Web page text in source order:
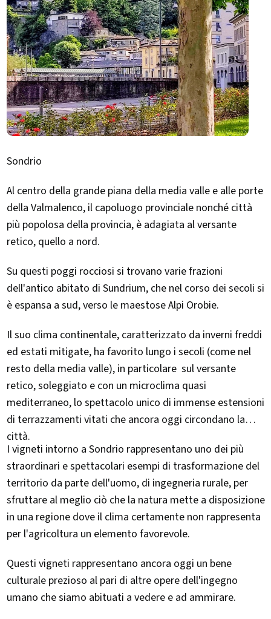
Sondrio
Al centro della grande piana della media valle e alle porte
della Valmalenco, il capoluogo provinciale nonché città
più popolosa della provincia, è adagiata al versante
retico, quello a nord.
Su questi poggi rocciosi si trovano varie frazioni
dell'antico abitato di Sundrium, che nel corso dei secoli si
è espansa a sud, verso le maestose Alpi Orobie.
Il suo clima continentale, caratterizzato da inverni freddi
ed estati mitigate, ha favorito lungo i secoli (come nel
resto della media valle), in particolare sul versante
retico, soleggiato e con un microclima quasi
mediterraneo, lo spettacolo unico di immense estensioni
di terrazzamenti vitati che ancora oggi circondano la
città.
I vigneti intorno a Sondrio rappresentano uno dei più
straordinari e spettacolari esempi di trasformazione del
territorio da parte dell'uomo, di ingegneria rurale, per
sfruttare al meglio ciò che la natura mette a disposizione
in una regione dove il clima certamente non rappresenta
per l'agricoltura un elemento favorevole.
Questi vigneti rappresentano ancora oggi un bene
culturale prezioso al pari di altre opere dell'ingegno
umano che siamo abituati a vedere e ad ammirare.